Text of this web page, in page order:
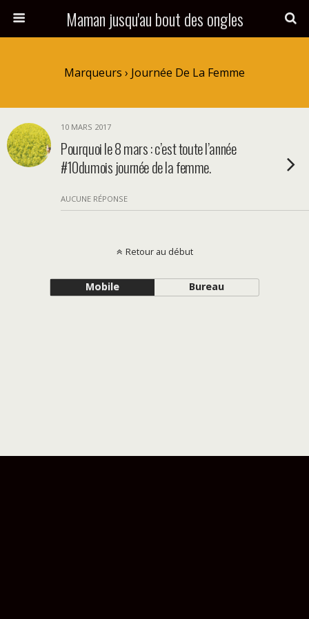
Maman jusqu'au bout des ongles
Marqueurs › Journée De La Femme
10 MARS 2017
Pourquoi le 8 mars : c’est toute l’année
#10dumois journée de la femme.
AUCUNE RÉPONSE
Retour au début
Mobile Bureau